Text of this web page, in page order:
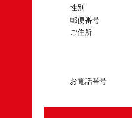
性別
郵便番号
ご住所
お電話番号